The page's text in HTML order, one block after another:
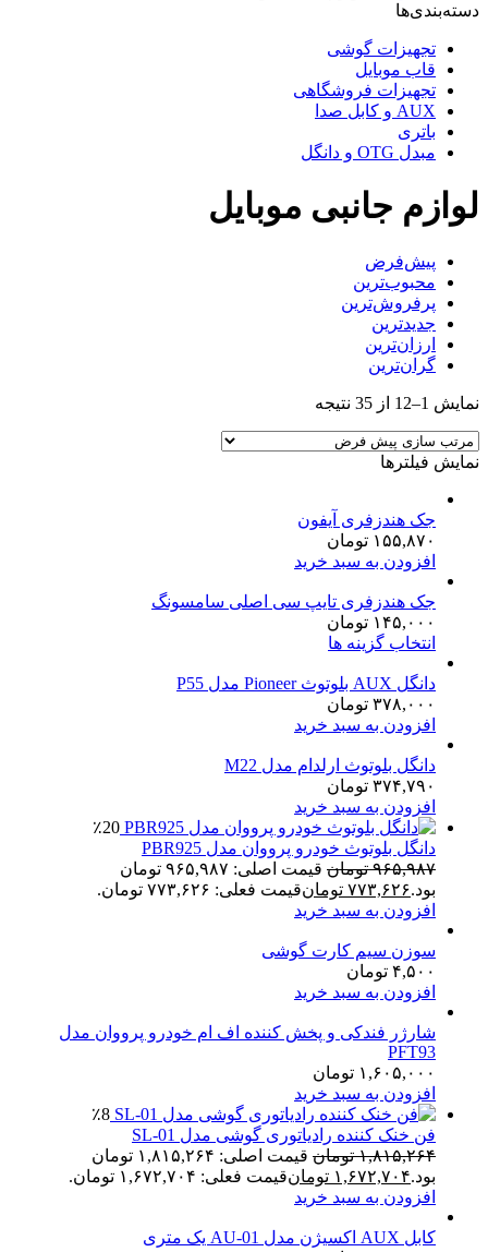
دسته‌بندی‌ها
تجهیزات گوشی
قاب موبایل
تجهیزات فروشگاهی
AUX و کابل صدا
باتری
مبدل OTG و دانگل
لوازم جانبی موبایل
پیش‌فرض
محبوب‌ترین
پرفروش‌ترین
جدیدترین
ارزان‌ترین
گران‌ترین
نمایش 1–12 از 35 نتیجه
نمایش فیلترها
جک هندزفری آیفون
۱۵۵,۸۷۰ تومان
افزودن به سبد خرید
جک هندزفری تایپ سی اصلی سامسونگ
۱۴۵,۰۰۰ تومان
انتخاب گزینه ها
دانگل AUX بلوتوث Pioneer مدل P55
۳۷۸,۰۰۰ تومان
افزودن به سبد خرید
دانگل بلوتوث ارلدام مدل M22
۳۷۴,۷۹۰ تومان
افزودن به سبد خرید
٪20
دانگل بلوتوث خودرو پرووان مدل PBR925
۹۶۵,۹۸۷ تومان
قیمت اصلی: ۹۶۵,۹۸۷ تومان
بود.۷۷۳,۶۲۶ تومانقیمت فعلی: ۷۷۳,۶۲۶ تومان.
افزودن به سبد خرید
سوزن سیم کارت گوشی
۴,۵۰۰ تومان
افزودن به سبد خرید
شارژر فندکی و پخش کننده اف ام خودرو پرووان مدل
PFT93
۱,۶۰۵,۰۰۰ تومان
افزودن به سبد خرید
٪8
فن خنک کننده رادیاتوری گوشی مدل SL-01
۱,۸۱۵,۲۶۴ تومان
قیمت اصلی: ۱,۸۱۵,۲۶۴ تومان
بود.۱,۶۷۲,۷۰۴ تومانقیمت فعلی: ۱,۶۷۲,۷۰۴ تومان.
افزودن به سبد خرید
کابل AUX اکسیژن مدل AU-01 یک متری